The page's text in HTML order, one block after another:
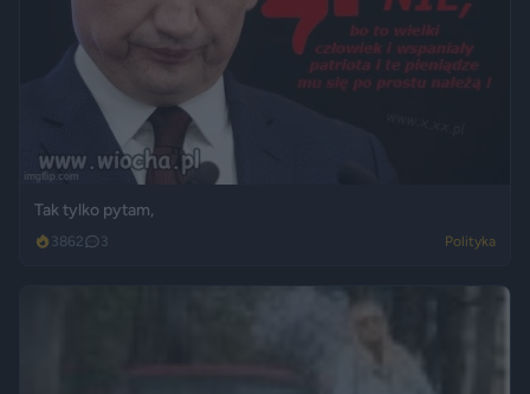
Tak tylko pytam,
3862 3 Polityka